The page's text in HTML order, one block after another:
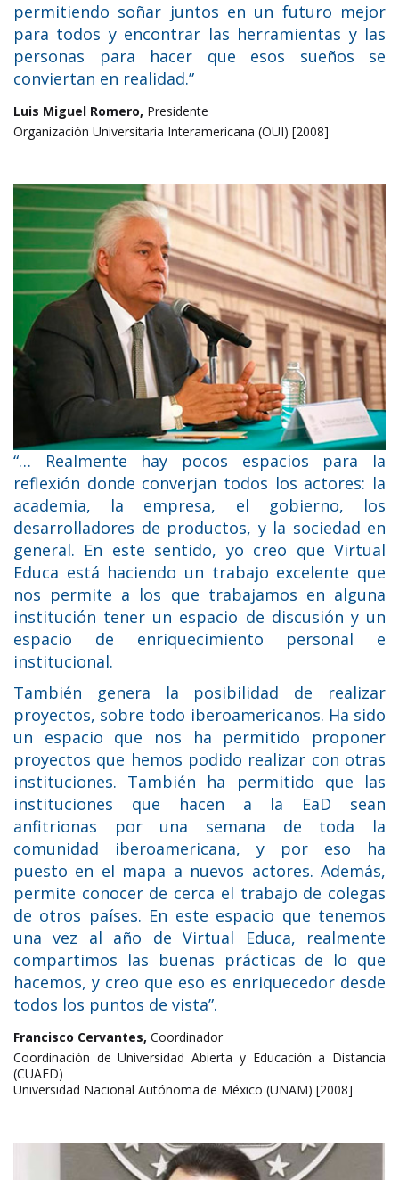
permitiendo soñar juntos en un futuro mejor
para todos y encontrar las herramientas y las
personas para hacer que esos sueños se
conviertan en realidad.”
Luis Miguel Romero, Presidente
Organización Universitaria Interamericana (OUI) [2008]
“… Realmente hay pocos espacios para la
reflexión donde converjan todos los actores: la
academia, la empresa, el gobierno, los
desarrolladores de productos, y la sociedad en
general. En este sentido, yo creo que Virtual
Educa está haciendo un trabajo excelente que
nos permite a los que trabajamos en alguna
institución tener un espacio de discusión y un
espacio de enriquecimiento personal e
institucional.
También genera la posibilidad de realizar
proyectos, sobre todo iberoamericanos. Ha sido
un espacio que nos ha permitido proponer
proyectos que hemos podido realizar con otras
instituciones. También ha permitido que las
instituciones que hacen a la EaD sean
anfitrionas por una semana de toda la
comunidad iberoamericana, y por eso ha
puesto en el mapa a nuevos actores. Además,
permite conocer de cerca el trabajo de colegas
de otros países. En este espacio que tenemos
una vez al año de Virtual Educa, realmente
compartimos las buenas prácticas de lo que
hacemos, y creo que eso es enriquecedor desde
todos los puntos de vista”.
Francisco Cervantes, Coordinador
Coordinación de Universidad Abierta y Educación a Distancia
(CUAED)
Universidad Nacional Autónoma de México (UNAM) [2008]